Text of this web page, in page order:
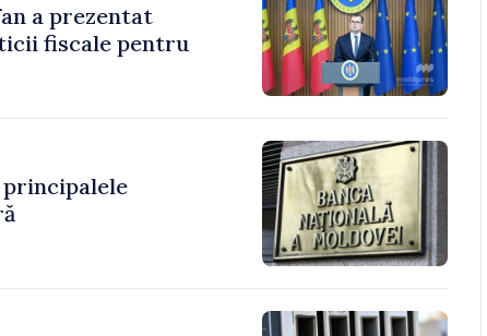
a prezentat
fiscale pentru
principalele